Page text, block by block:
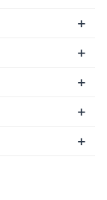
+
+
+
+
+